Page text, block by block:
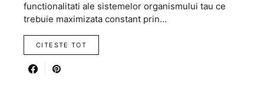
functionalitati ale sistemelor organismului tau ce
trebuie maximizata constant prin…
CITESTE TOT